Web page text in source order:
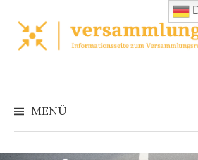
Inhalt
überspringen
MENÜ